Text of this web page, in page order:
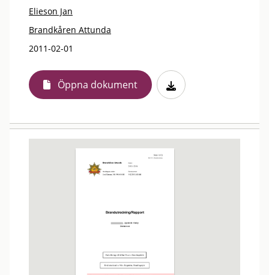
Elieson Jan
Brandkåren Attunda
2011-02-01
Öppna dokument